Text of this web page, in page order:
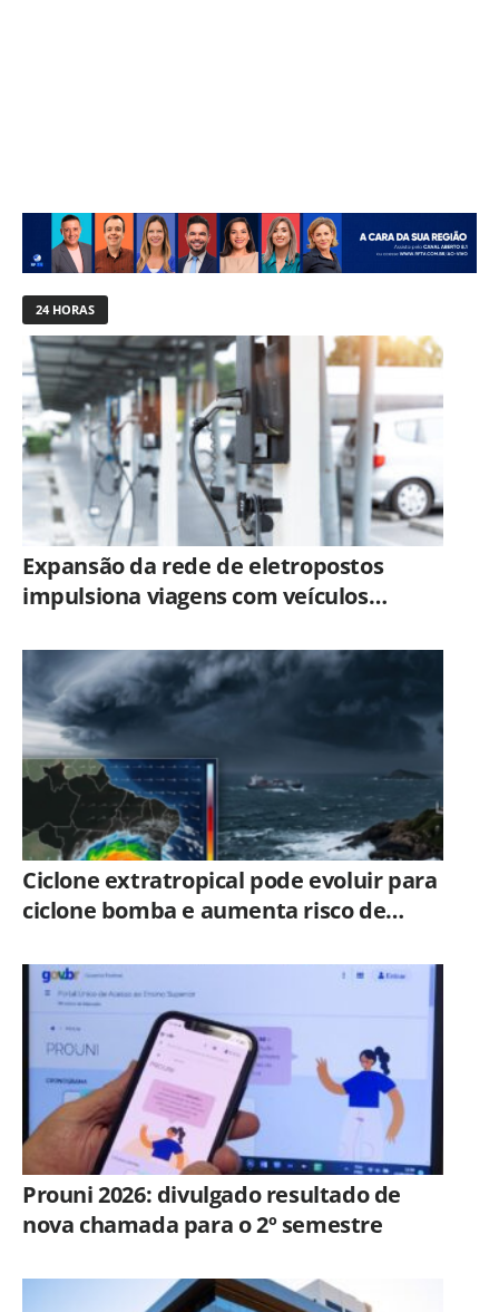
24 HORAS
Expansão da rede de eletropostos
impulsiona viagens com veículos
Ciclone extratropical pode evoluir para
ciclone bomba e aumenta risco de
Prouni 2026: divulgado resultado de
nova chamada para o 2º semestre